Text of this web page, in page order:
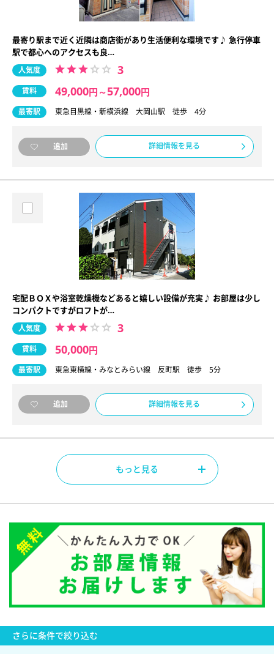
最寄り駅まで近く近隣は商店街があり生活便利な環境です♪ 急行停車
駅で都心へのアクセスも良…
人気度 3
賃料 49,000円 ～57,000円
最寄駅 東急目黒線・新横浜線 大岡山駅 徒歩 4分
追加 詳細情報を見る
宅配ＢＯＸや浴室乾燥機などあると嬉しい設備が充実♪ お部屋は少し
コンパクトですがロフトが…
人気度 3
賃料 50,000円
最寄駅 東急東横線・みなとみらい線 反町駅 徒歩 5分
追加 詳細情報を見る
もっと見る
さらに条件で絞り込む